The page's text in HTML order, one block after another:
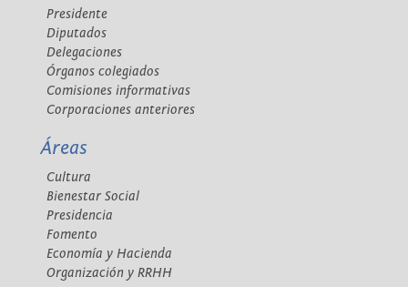
Presidente
Diputados
Delegaciones
Órganos colegiados
Comisiones informativas
Corporaciones anteriores
Áreas
Cultura
Bienestar Social
Presidencia
Fomento
Economía y Hacienda
Organización y RRHH